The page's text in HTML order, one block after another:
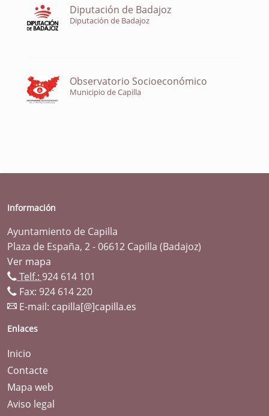
Diputación de Badajoz
Diputación de Badajoz
Observatorio Socioeconómico
Municipio de Capilla
Información
Ayuntamiento de Capilla
Plaza de España, 2 - 06612 Capilla (Badajoz)
Ver mapa
Telf.: 924 614 101
Fax: 924 614 220
E-mail: capilla[@]capilla.es
Enlaces
Inicio
Contacte
Mapa web
Aviso legal